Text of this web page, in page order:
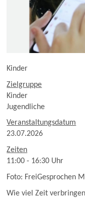
Kinder
Zielgruppe
Kinder
Jugendliche
Veranstaltungsdatum
23.07.2026
Zeiten
11:00 - 16:30 Uhr
Foto: FreiGesprochen
Wie viel Zeit